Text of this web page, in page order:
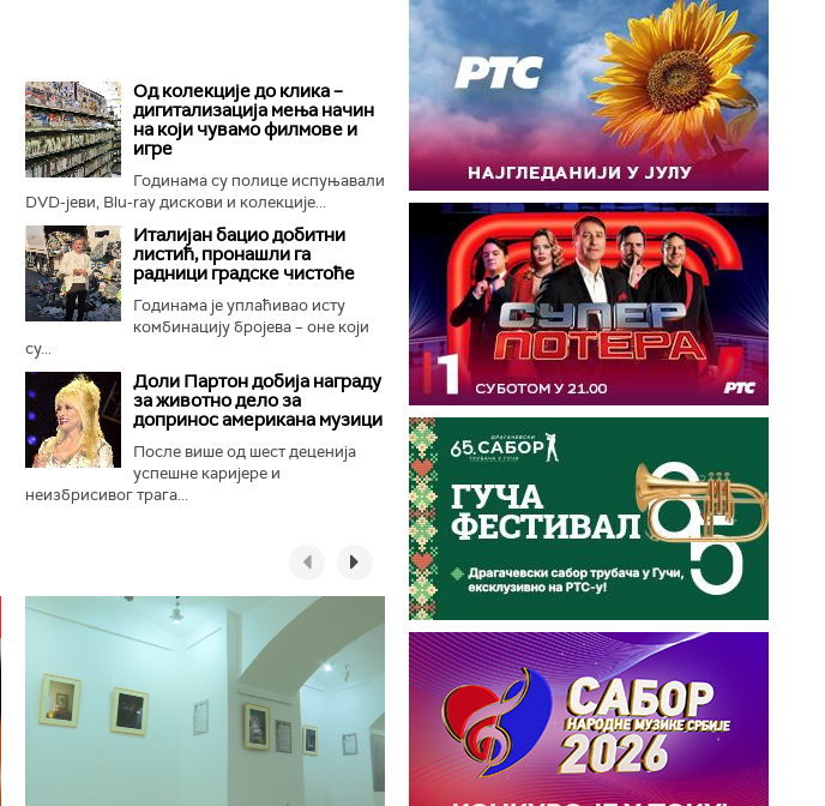
Од колекције до клика –
дигитализација мења начин
на који чувамо филмове и
игре
Годинама су полице испуњавали
DVD-јеви, Blu-ray дискови и колекције...
Италијан бацио добитни
листић, пронашли га
радници градске чистоће
Годинама је уплаћивао исту
комбинацију бројева – оне који
су...
Доли Партон добија награду
за животно дело за
допринос американа музици
После више од шест деценија
успешне каријере и
неизбрисивог трага...